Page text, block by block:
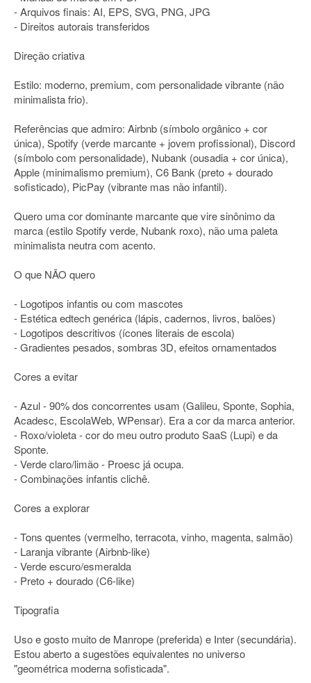
- Arquivos finais: AI, EPS, SVG, PNG, JPG
- Direitos autorais transferidos
Direção criativa
Estilo: moderno, premium, com personalidade vibrante (não
minimalista frio).
Referências que admiro: Airbnb (símbolo orgânico + cor
única), Spotify (verde marcante + jovem profissional), Discord
(símbolo com personalidade), Nubank (ousadia + cor única),
Apple (minimalismo premium), C6 Bank (preto + dourado
sofisticado), PicPay (vibrante mas não infantil).
Quero uma cor dominante marcante que vire sinônimo da
marca (estilo Spotify verde, Nubank roxo), não uma paleta
minimalista neutra com acento.
O que NÃO quero
- Logotipos infantis ou com mascotes
- Estética edtech genérica (lápis, cadernos, livros, balões)
- Logotipos descritivos (ícones literais de escola)
- Gradientes pesados, sombras 3D, efeitos ornamentados
Cores a evitar
- Azul - 90% dos concorrentes usam (Galileu, Sponte, Sophia,
Acadesc, EscolaWeb, WPensar). Era a cor da marca anterior.
- Roxo/violeta - cor do meu outro produto SaaS (Lupi) e da
Sponte.
- Verde claro/limão - Proesc já ocupa.
- Combinações infantis clichê.
Cores a explorar
- Tons quentes (vermelho, terracota, vinho, magenta, salmão)
- Laranja vibrante (Airbnb-like)
- Verde escuro/esmeralda
- Preto + dourado (C6-like)
Tipografia
Uso e gosto muito de Manrope (preferida) e Inter (secundária).
Estou aberto a sugestões equivalentes no universo
"geométrica moderna sofisticada".